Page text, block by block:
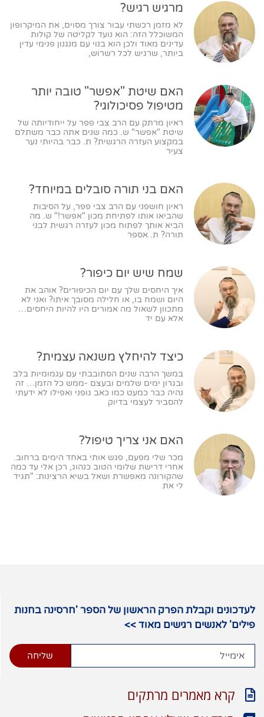
מרגיש רגיש?
לא מזמן רכשתי עבור צורך מסוים, את המיקרופון
המשוכלל הזה: הוא נועד לקליטה של קולות
עדינים מאוד ולכן הוא בנוי עם מנגנון פנימי עדין
ביותר, שרגיש לכל רשרוש,
האם שיטת "אפשר" טובה יותר
מטיפול פסיכולוגי?
ראיון מרתק עם הרב צבי פפר על ייחודיותה של
שיטת "אפשר" ש. כמה שנים אתה כבר משתלם
במקצוע העזרה הרגשית? ת. כבר בהיותי נער
צעיר
האם בני תורה סובלים במיוחד?
ראיון חושפני עם הרב צבי פפר, על הסיבות
שהביאו אותו לפתיחת מכון "אפשר!" ש. מה
הביא אותך לפתוח מכון לעזרה רגשית לבני
תורה? ת. אספר
שמח שיש יום כיפור?
איך היחסים שלך עם יום הכיפורים? אוהב את
היום ושמח בו, או חלילה מסובך איתו? ואני לא
מתכוון לשאול מה אמורים היו להיות היחסים…
אלא עם יד
כיצד להיחלץ משנאה עצמית?
במשך הרבה שנים הסתובבתי עם עגמומיות בלב
ובגרון ימים שלמים ובעצם -ממש כל הזמן… זה
נהיה כבר כמעט כמו כאב גופני ואפילו לא ידעתי
להסביר לעצמי בדיוק
האם אני צריך טיפול?
מכר שלי מפעם, פגש אותי באחד הימים ברחוב.
אחרי דרישת שלומי הטוב כנהוג, רכן אלי עד כמה
שהקורונה מאפשרת ושאל בשיא הרצינות: "תגיד
לי את
לעדכונים וקבלת הפרק הראשון של הספר 'חרסינה בחנות
פילים' לאנשים רגישים מאוד >>
שליחה
קרא מאמרים מרתקים